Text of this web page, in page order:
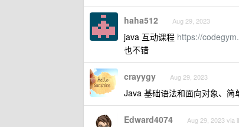
haha512 Aug 29, 2023
java 互动课程 https://
也不错
crayygy Aug 29, 2023
Java 基础语法和面向对象、简
Edward4074 Aug 29, 2023 via